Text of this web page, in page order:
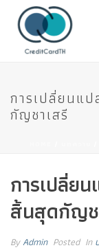
การเปลี่ยนแ
กัญชาเสรี
การเปลี่ย
สิ้นสุดกัญช
ByAdmin Posted In